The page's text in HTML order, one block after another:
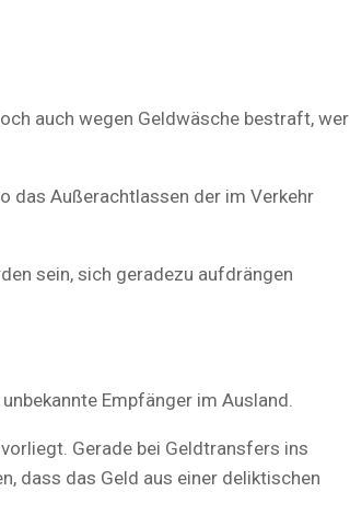
auch wegen Geldwäsche bestraft, wer
das Außerachtlassen der im Verkehr
sein, sich geradezu aufdrängen
Empfänger im Ausland.
Gerade bei Geldtransfers ins
dass das Geld aus einer deliktischen